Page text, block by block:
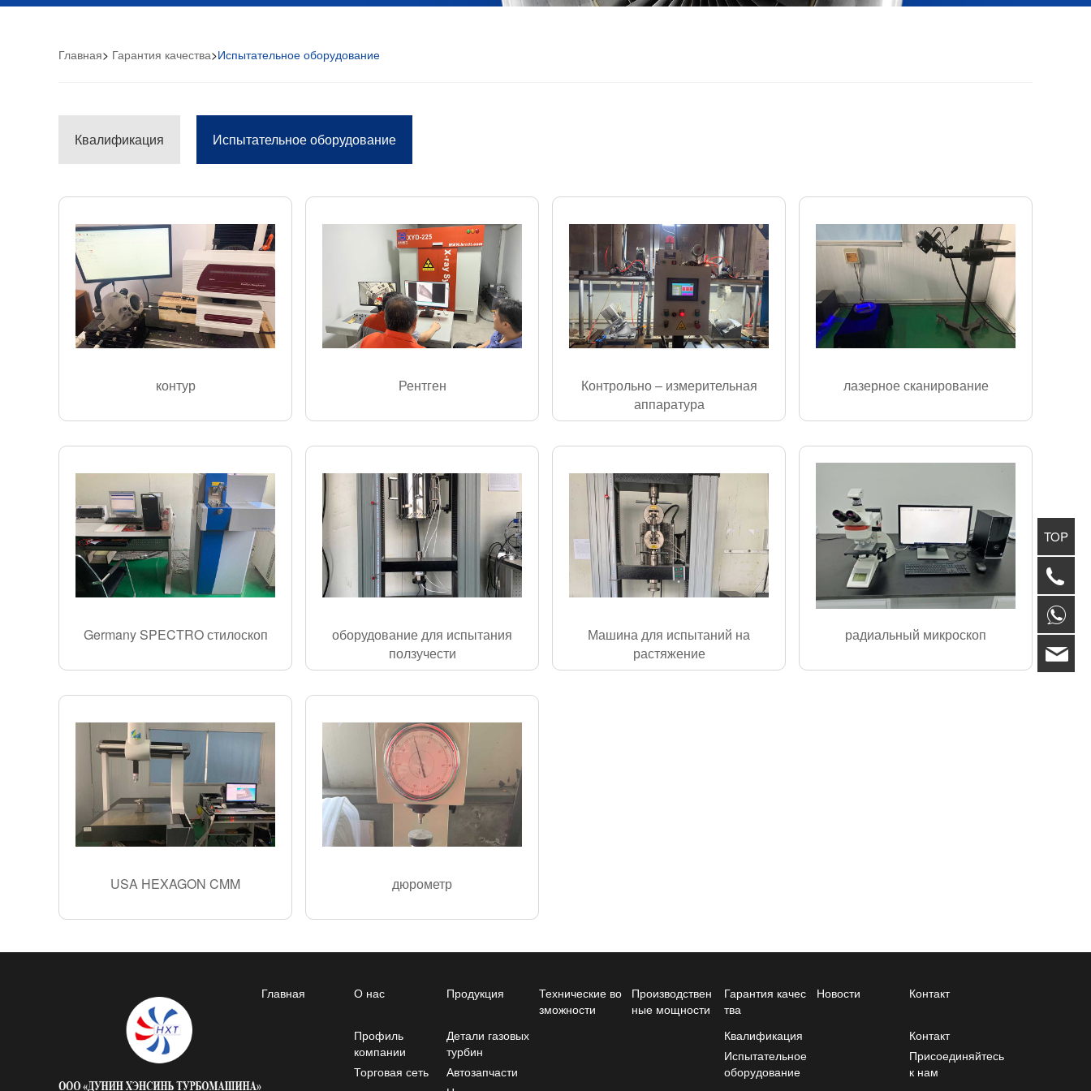
Главная> Гарантия качества>Испытательное оборудование
Квалификация Испытательное оборудование
контур Рентген
Контрольно – измерительная
аппаратура
лазерное сканирование
Germany SPECTRO стилоскоп
оборудование для испытания
ползучести
Машина для испытаний на
растяжение
радиальный микроскоп
USA HEXAGON CMM дюрометр
Главная О нас
Профиль
компании
Торговая сеть
Продукция
Детали газовых
турбин
Автозапчасти
Технические во
зможности
Производствен
ные мощности
Гарантия качес
тва
Квалификация
Испытательное
оборудование
Новости Контакт
Контакт
Присоединяйтесь
к нам
TOP